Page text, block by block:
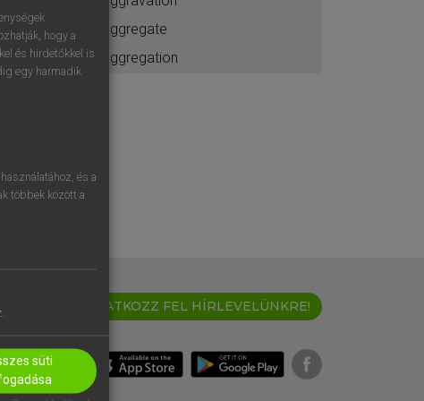
aggregate
aggregation
IRATKOZZ FEL HÍRLEVELÜNKRE!
hogy a
és hirdetőkkel is
egy harmadik
és a
többek között a
süti